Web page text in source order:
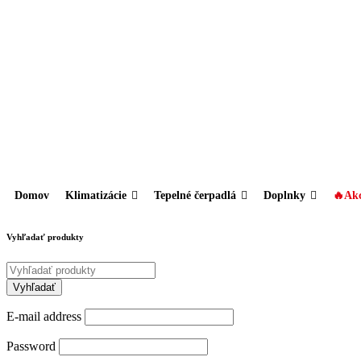
Domov Klimatizácie Tepelné čerpadlá Doplnky
Vyhľadať produkty
E-mail address
Password